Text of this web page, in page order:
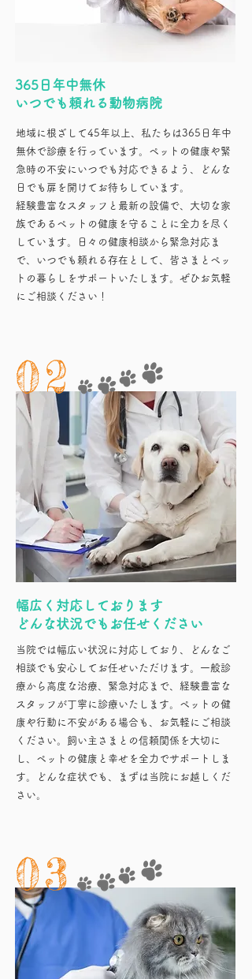
365日年中無休
​いつでも頼れる動物病院
地域に根ざして45年以上、私たちは365日年中
無休で診療を行っています。ペットの健康や緊
急時の不安にいつでも対応できるよう、どんな
日でも扉を開けてお待ちしています。
経験豊富なスタッフと最新の設備で、大切な家
族であるペットの健康を守ることに全力を尽く
しています。日々の健康相談から緊急対応ま
で、いつでも頼れる存在として、皆さまとペッ
トの暮らしをサポートいたします。ぜひお気軽
にご相談ください！
02
幅広く対応しております
どんな状況でもお任せください
当院では幅広い状況に対応しており、どんなご
相談でも安心してお任せいただけます。一般診
療から高度な治療、緊急対応まで、経験豊富な
スタッフが丁寧に診療いたします。ペットの健
康や行動に不安がある場合も、お気軽にご相談
ください。飼い主さまとの信頼関係を大切に
し、ペットの健康と幸せを全力でサポートしま
す。どんな症状でも、まずは当院にお越しくだ
さい。
03